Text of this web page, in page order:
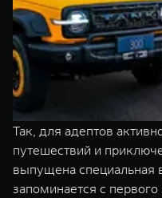
Так, для адептов
путешествий и
выпущена специальная
запоминается с